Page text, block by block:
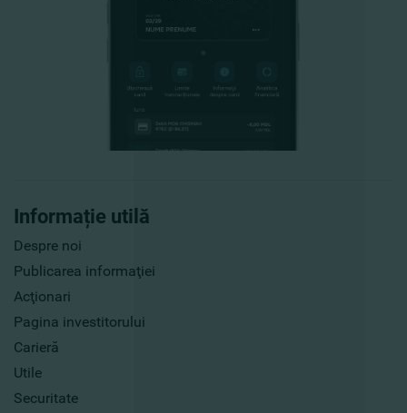
Informație utilă
Despre noi
Publicarea informaţiei
Acţionari
Pagina investitorului
Carieră
Utile
Securitate